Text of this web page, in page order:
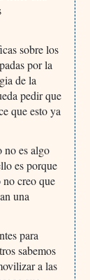
sobre los
por la
de la
pedir que
que esto ya
no es algo
es porque
no creo que
una
para
sabemos
a las